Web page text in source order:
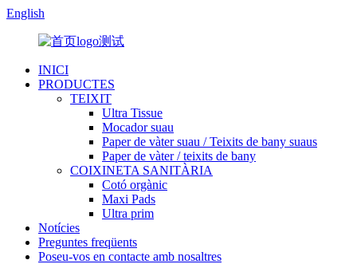
English
INICI
PRODUCTES
TEIXIT
Ultra Tissue
Mocador suau
Paper de vàter suau / Teixits de bany suaus
Paper de vàter / teixits de bany
COIXINETA SANITÀRIA
Cotó orgànic
Maxi Pads
Ultra prim
Notícies
Preguntes freqüents
Poseu-vos en contacte amb nosaltres